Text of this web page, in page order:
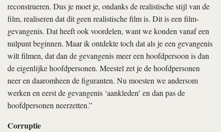
reconstrueren. Dus je moet je, ondanks de realistische stijl van de
film, realiseren dat dit geen realistische film is. Dit is een film-
gevangenis. Dat heeft ook voordelen, want we konden vanaf een
nulpunt beginnen. Maar ik ontdekte toch dat als je een gevangenis
wilt filmen, dat dan de gevangenis meer een hoofdpersoon is dan
de eigenlijke hoofdpersonen. Meestel zet je de hoofdpersonen
neer en daaromheen de figuranten. Nu moesten we andersom
werken en eerst de gevangenis ‘aankleden’ en dan pas de
hoofdpersonen neerzetten.”
Corruptie